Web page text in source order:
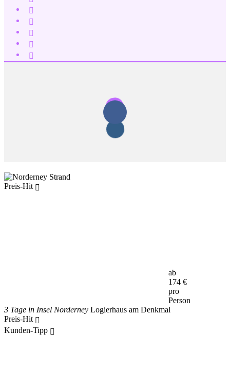
Preis-Hit
ab
174 €
pro
Person
3 Tage in Insel Norderney Logierhaus am Denkmal
Preis-Hit
Kunden-Tipp